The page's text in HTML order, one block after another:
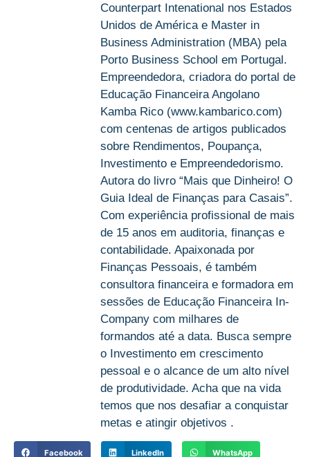
Counterpart Intenational nos Estados
Unidos de América e Master in
Business Administration (MBA) pela
Porto Business School em Portugal.
Empreendedora, criadora do portal de
Educação Financeira Angolano
Kamba Rico (www.kambarico.com)
com centenas de artigos publicados
sobre Rendimentos, Poupança,
Investimento e Empreendedorismo.
Autora do livro “Mais que Dinheiro! O
Guia Ideal de Finanças para Casais”.
Com experiência profissional de mais
de 15 anos em auditoria, finanças e
contabilidade. Apaixonada por
Finanças Pessoais, é também
consultora financeira e formadora em
sessões de Educação Financeira In-
Company com milhares de
formandos até a data. Busca sempre
o Investimento em crescimento
pessoal e o alcance de um alto nível
de produtividade. Acha que na vida
temos que nos desafiar a conquistar
metas e atingir objetivos .
Facebook LinkedIn WhatsApp